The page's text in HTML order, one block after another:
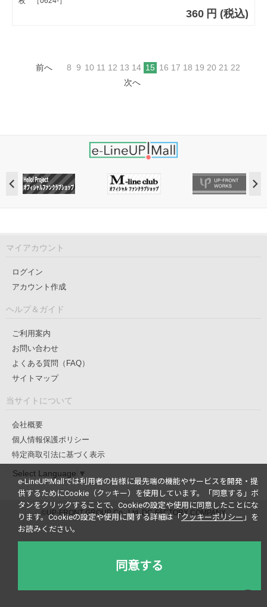
360 円 (税込)
前へ 8 9 10 11 12 13 14 15 16 17 18 19 20 21 22
次へ
マイアカウント
ログイン
アカウント作成
ヘルプ＆ガイド
ご利用案内
お問い合わせ
よくある質問（FAQ）
サイトマップ
当サイトについて
会社概要
個人情報保護ポリシー
特定商取引法に基づく表示
Select Language ▼
©UP-FRONT GROUP Co., Ltd. DC-FACTORY COMPANY
e-LineUP!Mallでは利用者の皆様に最先端の機能やサービスを開発・提
供するためにCookie（クッキー）を使用しています。
「同意する」ボ
タンをクリックすることで、Cookieの設定や使用に同意したことにな
ります。Cookieの設定や使用に関する詳細は「 クッキーポリシー 」を
お読みください。
同意する